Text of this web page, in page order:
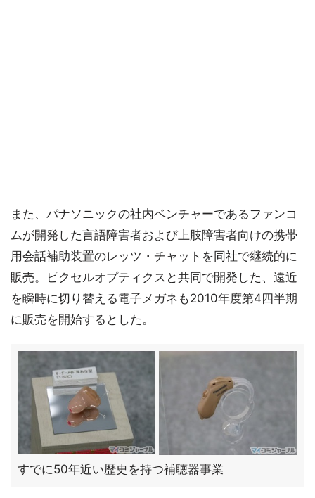
また、パナソニックの社内ベンチャーであるファンコ
ムが開発した言語障害者および上肢障害者向けの携帯
用会話補助装置のレッツ・チャットを同社で継続的に
販売。ピクセルオプティクスと共同で開発した、遠近
を瞬時に切り替える電子メガネも2010年度第4四半期
に販売を開始するとした。
すでに50年近い歴史を持つ補聴器事業